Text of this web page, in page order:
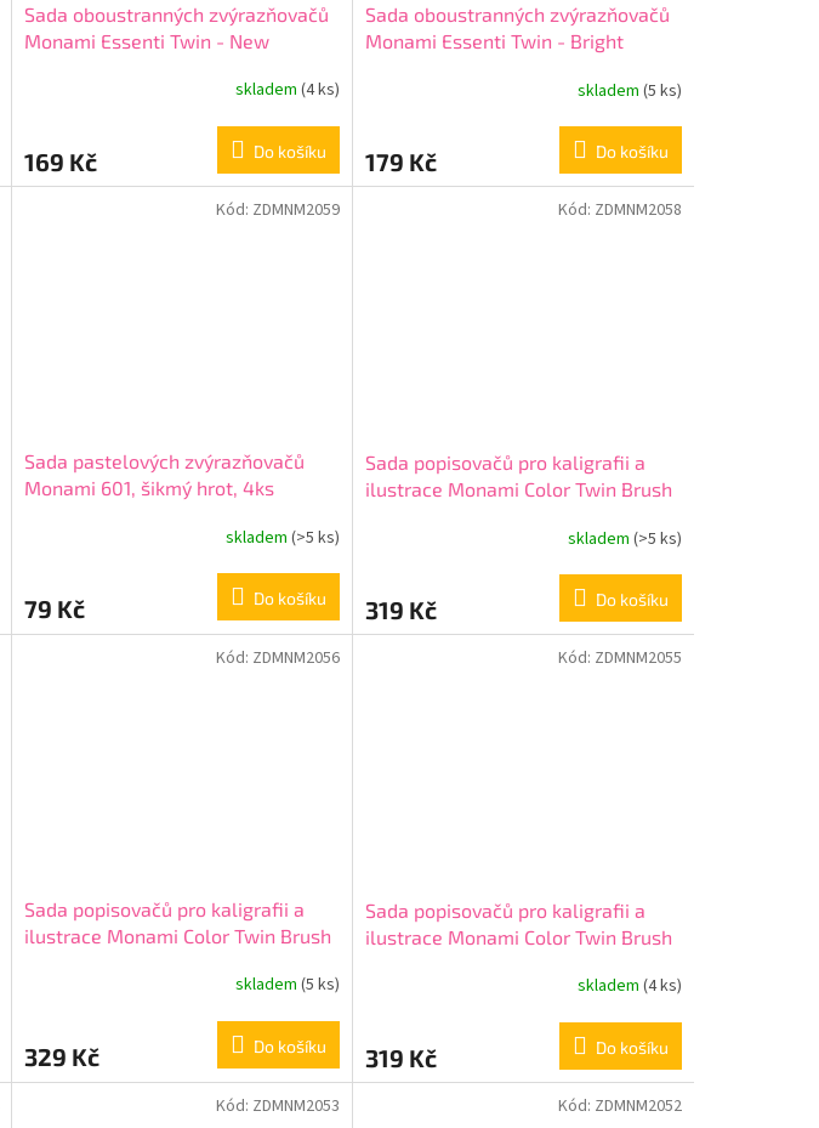
Sada oboustranných zvýrazňovačů
Monami Essenti Twin - New
skladem (4 ks)
169 Kč Do košíku
Sada oboustranných zvýrazňovačů
Monami Essenti Twin - Bright
skladem (5 ks)
179 Kč Do košíku
Sada pastelových zvýrazňovačů
Monami 601, šikmý hrot, 4ks
skladem (>5 ks)
79 Kč Do košíku
Kód: ZDMNM2059
Sada popisovačů pro kaligrafii a
ilustrace Monami Color Twin Brush
skladem (>5 ks)
319 Kč Do košíku
Kód: ZDMNM2058
Sada popisovačů pro kaligrafii a
ilustrace Monami Color Twin Brush
skladem (5 ks)
329 Kč Do košíku
Kód: ZDMNM2056
Sada popisovačů pro kaligrafii a
ilustrace Monami Color Twin Brush
skladem (4 ks)
319 Kč Do košíku
Kód: ZDMNM2055
Kód: ZDMNM2053 Kód: ZDMNM2052